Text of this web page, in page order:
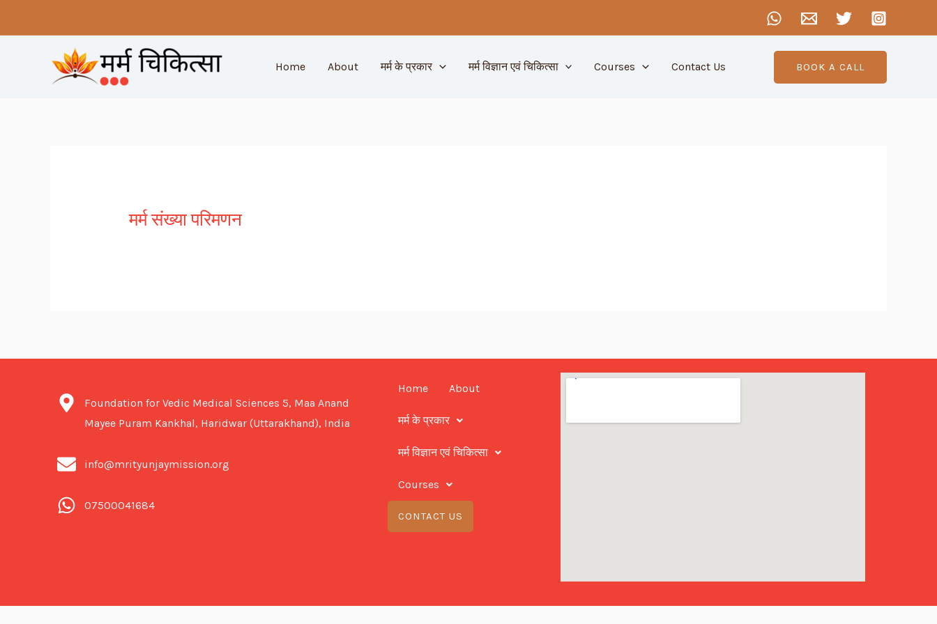
to
Home About मर्म के प्रकार मर्म विज्ञान एवं चिकित्सा Courses Contact Us BOOK A CALL
मर्म संख्या परिमणन
Foundation for Vedic Medical Sciences 5, Maa Anand
Mayee Puram Kankhal, Haridwar (Uttarakhand), India
info@mrityunjaymission.org
07500041684
Home About
मर्म के प्रकार
मर्म विज्ञान एवं चिकित्सा
Courses
CONTACT US